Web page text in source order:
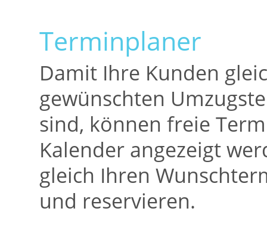
Terminplaner
Damit Ihre Kunden
gewünschten
sind, können freie
Kalender angezeigt
gleich Ihren
und reservieren.